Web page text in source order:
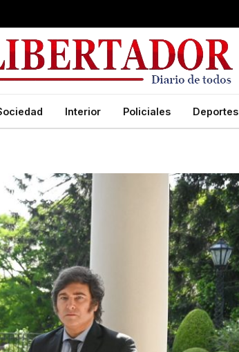
Interior Policiales Deportes